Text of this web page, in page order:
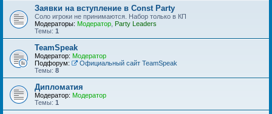
Заявки на вступление в Const Party
Соло игроки не принимаются. Набор только в КП
Модераторы: Модератор Party Leaders
Темы: 1
TeamSpeak
Модератор: Модератор
Подфорум:
Официальный сайт TeamSpeak
Темы: 8
Дипломатия
Модератор: Модератор
Темы: 1